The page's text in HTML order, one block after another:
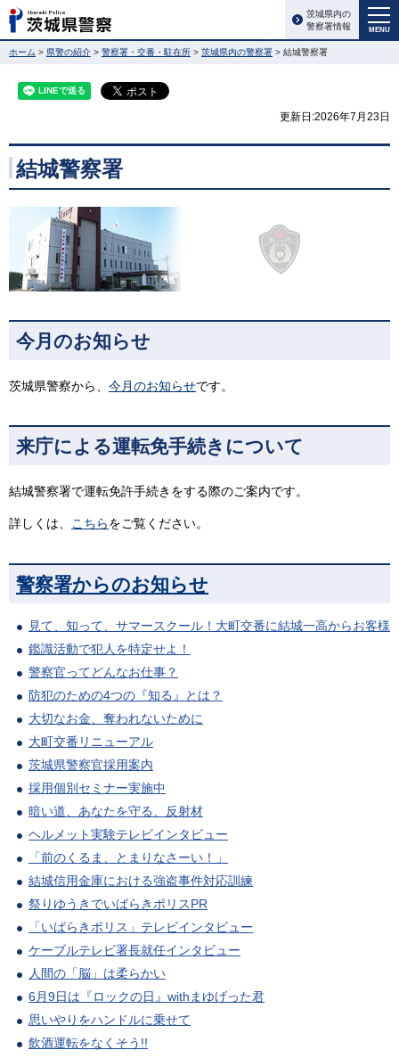
MENU
茨城県内の
警察署情報
ホーム > 県警の紹介 > 警察署・交番・駐在所 > 茨城県内の警察署 > 結城警察署
更新日:2026年7月23日
結城警察署
今月のお知らせ
茨城県警察から、 今月のお知らせです。
来庁による運転免手続きについて
結城警察署で運転免許手続きをする際のご案内です。
詳しくは、 こちらをご覧ください。
警察署からのお知らせ
見て、知って、サマースクール！大町交番に結城一高からお客様
鑑識活動で犯人を特定せよ！
警察官ってどんなお仕事？
防犯のための4つの『知る』とは？
大切なお金、奪われないために
大町交番リニューアル
茨城県警察官採用案内
採用個別セミナー実施中
暗い道、あなたを守る、反射材
ヘルメット実験テレビインタビュー
「前のくるま、とまりなさーい！」
結城信用金庫における強盗事件対応訓練
祭りゆうきでいばらきポリスPR
「いばらきポリス」テレビインタビュー
ケーブルテレビ署長就任インタビュー
人間の「脳」は柔らかい
6月9日は『ロックの日』withまゆげった君
思いやりをハンドルに乗せて
飲酒運転をなくそう!!